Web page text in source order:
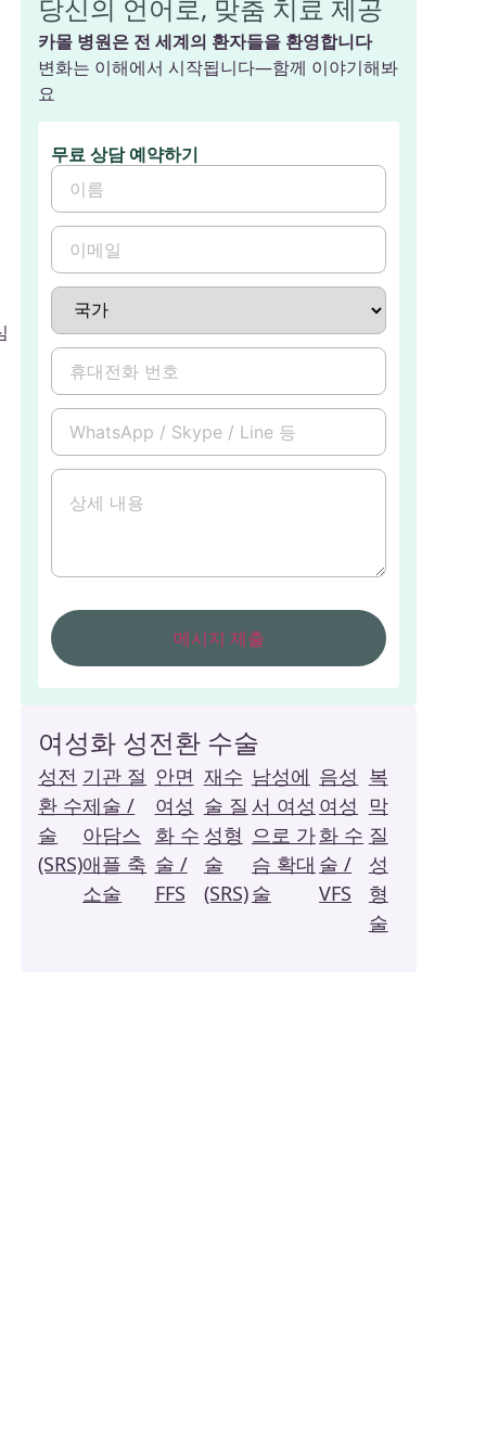
당신의 언어로, 맞춤 치료 제공
카몰 병원은 전 세계의 환자들을 환영합니다
변화는 이해에서 시작됩니다—함께 이야기해봐
요
무료 상담 예약하기
여성화 성전환 수술
성전
환 수
술
(SRS)
기관 절
제술 /
아담스
애플 축
소술
안면
여성
화 수
술 /
FFS
재수
술 질
성형
술
(SRS)
남성에
서 여성
으로 가
슴 확대
술
음성
여성
화 수
술 /
VFS
복
막
질
성
형
술